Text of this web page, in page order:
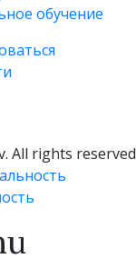
обучение
All rights reserved